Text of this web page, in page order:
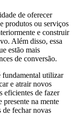
de oferecer
produtos ou serviços
e construir
Além disso, essa
estão mais
de conversão.
fundamental utilizar
e atrair novos
eficientes de fazer
presente na mente
de fechar novas